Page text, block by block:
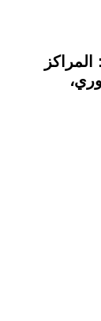
هواجس الكتّاب المسرحيين الشباب 3: المراكز